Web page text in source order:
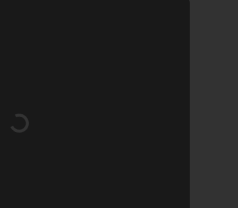
Wird geladen …